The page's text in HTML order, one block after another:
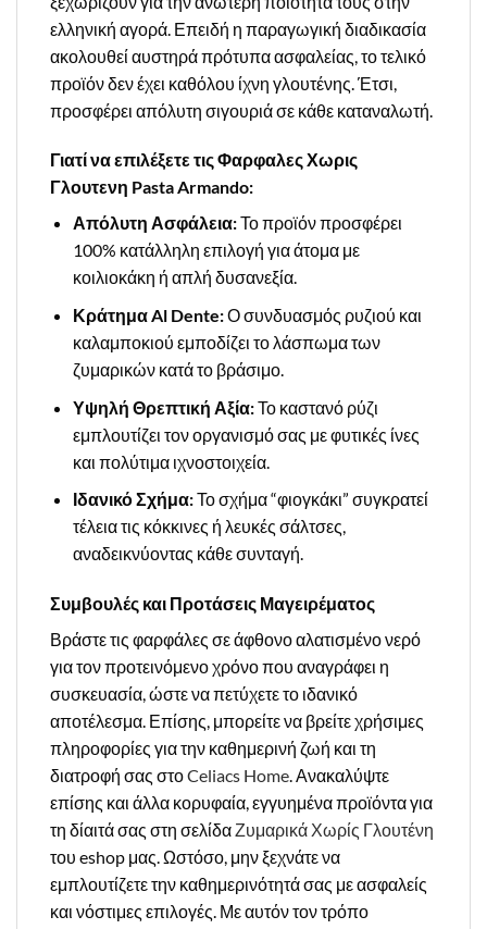
ελληνική αγορά. Επειδή η παραγωγική διαδικασία
ακολουθεί αυστηρά πρότυπα ασφαλείας, το τελικό
προϊόν δεν έχει καθόλου ίχνη γλουτένης. Έτσι,
προσφέρει απόλυτη σιγουριά σε κάθε καταναλωτή.
Γιατί να επιλέξετε τις Φαρφαλες Χωρις
Γλουτενη Pasta Armando:
Απόλυτη Ασφάλεια:Το προϊόν προσφέρει
100% κατάλληλη επιλογή για άτομα με
κοιλιοκάκη ή απλή δυσανεξία.
Κράτημα Al Dente:Ο συνδυασμός ρυζιού και
καλαμποκιού εμποδίζει το λάσπωμα των
ζυμαρικών κατά το βράσιμο.
Υψηλή Θρεπτική Αξία:Το καστανό ρύζι
εμπλουτίζει τον οργανισμό σας με φυτικές ίνες
και πολύτιμα ιχνοστοιχεία.
Ιδανικό Σχήμα:Το σχήμα “φιογκάκι” συγκρατεί
τέλεια τις κόκκινες ή λευκές σάλτσες,
αναδεικνύοντας κάθε συνταγή.
Συμβουλές και Προτάσεις Μαγειρέματος
Βράστε τις φαρφάλες σε άφθονο αλατισμένο νερό
για τον προτεινόμενο χρόνο που αναγράφει η
συσκευασία, ώστε να πετύχετε το ιδανικό
αποτέλεσμα. Επίσης, μπορείτε να βρείτε χρήσιμες
πληροφορίες για την καθημερινή ζωή και τη
διατροφή σας στοCeliacs Home. Ανακαλύψτε
επίσης και άλλα κορυφαία, εγγυημένα προϊόντα για
τη δίαιτά σας στη σελίδαΖυμαρικά Χωρίς Γλουτένη
του eshop μας. Ωστόσο, μην ξεχνάτε να
εμπλουτίζετε την καθημερινότητά σας με ασφαλείς
και νόστιμες επιλογές. Με αυτόν τον τρόπο